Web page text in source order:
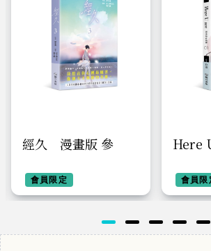
經久 漫畫版 參
會員限定
Here
會員限